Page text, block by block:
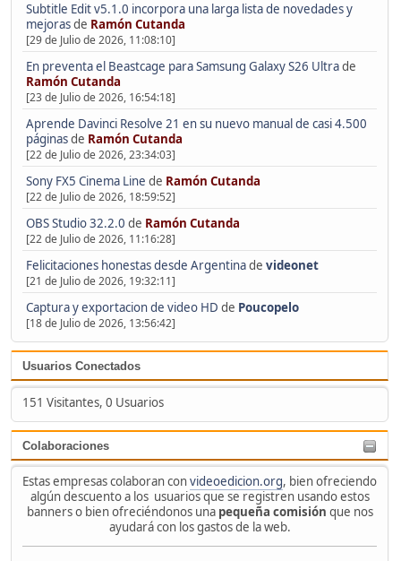
Subtitle Edit v5.1.0 incorpora una larga lista de novedades y
mejorasde Ramón Cutanda
[29 de Julio de 2026, 11:08:10]
En preventa el Beastcage para Samsung Galaxy S26 Ultrade
Ramón Cutanda
[23 de Julio de 2026, 16:54:18]
Aprende Davinci Resolve 21 en su nuevo manual de casi 4.500
páginasde Ramón Cutanda
[22 de Julio de 2026, 23:34:03]
Sony FX5 Cinema Line de Ramón Cutanda
[22 de Julio de 2026, 18:59:52]
OBS Studio 32.2.0 de Ramón Cutanda
[22 de Julio de 2026, 11:16:28]
Felicitaciones honestas desde Argentinade videonet
[21 de Julio de 2026, 19:32:11]
Captura y exportacion de video HD de Poucopelo
[18 de Julio de 2026, 13:56:42]
Usuarios Conectados
151 Visitantes, 0 Usuarios
Colaboraciones
Estas empresas colaboran convideoedicion.org, bien ofreciendo
algún descuento a los usuarios que se registren usando estos
banners o bien ofreciéndonos una pequeña comisión que nos
ayudará con los gastos de la web.